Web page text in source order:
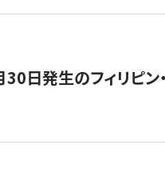
30日発生のフィリピン